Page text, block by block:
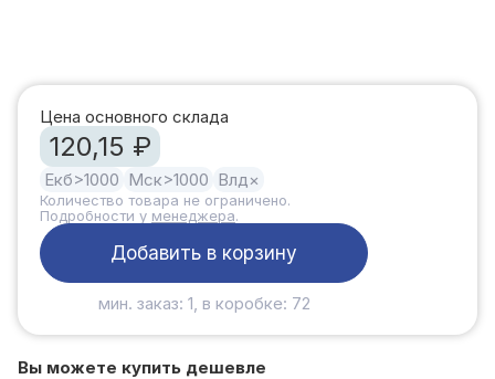
Цена основного склада
120,15 ₽
Екб>1000 Мск>1000 Влд ×
Количество товара не ограничено.
Подробности у менеджера.
Добавить в корзину
мин. заказ: 1, в коробке: 72
Вы можете купить дешевле